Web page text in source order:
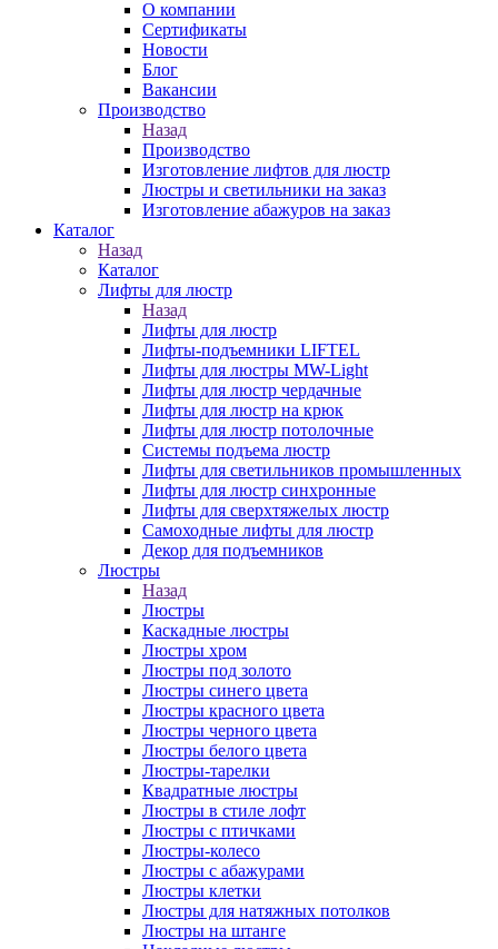
О компании
Сертификаты
Новости
Блог
Вакансии
Производство
Назад
Производство
Изготовление лифтов для люстр
Люстры и светильники на заказ
Изготовление абажуров на заказ
Каталог
Назад
Каталог
Лифты для люстр
Назад
Лифты для люстр
Лифты-подъемники LIFTEL
Лифты для люстры MW-Light
Лифты для люстр чердачные
Лифты для люстр на крюк
Лифты для люстр потолочные
Системы подъема люстр
Лифты для светильников промышленных
Лифты для люстр синхронные
Лифты для сверхтяжелых люстр
Самоходные лифты для люстр
Декор для подъемников
Люстры
Назад
Люстры
Каскадные люстры
Люстры хром
Люстры под золото
Люстры синего цвета
Люстры красного цвета
Люстры черного цвета
Люстры белого цвета
Люстры-тарелки
Квадратные люстры
Люстры в стиле лофт
Люстры с птичками
Люстры-колесо
Люстры с абажурами
Люстры клетки
Люстры для натяжных потолков
Люстры на штанге